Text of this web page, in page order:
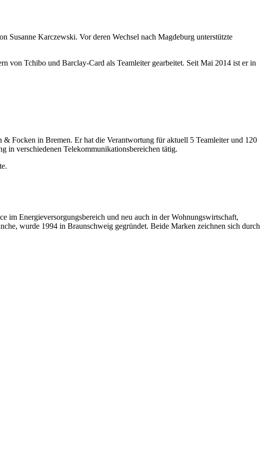
Karczewski. Vor deren Wechsel nach Magdeburg unterstützte
von Tchibo und Barclay-Card als Teamleiter gearbeitet. Seit Mai 2014 ist er in
Focken in Bremen. Er hat die Verantwortung für aktuell 5 Teamleiter und 120
in verschiedenen Telekommunikationsbereichen tätig.
im Energieversorgungsbereich und neu auch in der Wohnungswirtschaft,
wurde 1994 in Braunschweig gegründet. Beide Marken zeichnen sich durch